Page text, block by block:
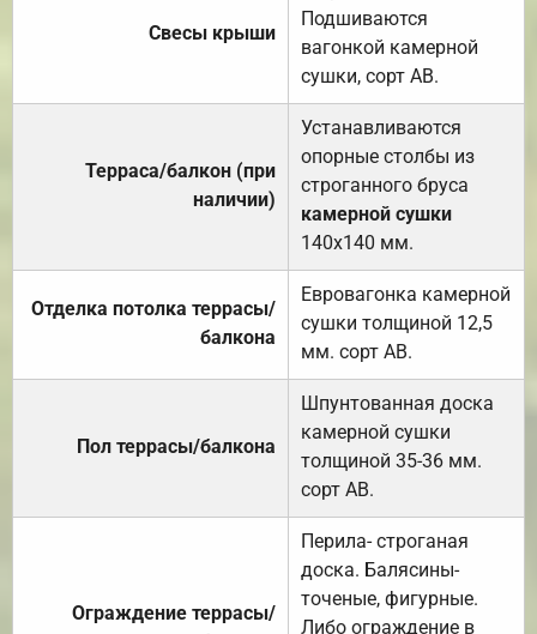
Свесы крыши
Подшиваются
вагонкой камерной
сушки, сорт АВ.
Терраса/балкон (при
наличии)
Устанавливаются
опорные столбы из
строганного бруса
камерной сушки
140х140 мм.
Отделка потолка террасы/
балкона
Евровагонка камерной
сушки толщиной 12,5
мм. сорт АВ.
Пол террасы/балкона
Шпунтованная доска
камерной сушки
толщиной 35-36 мм.
сорт АВ.
Ограждение террасы/
Перила- строганая
доска. Балясины-
точеные, фигурные.
Либо ограждение в